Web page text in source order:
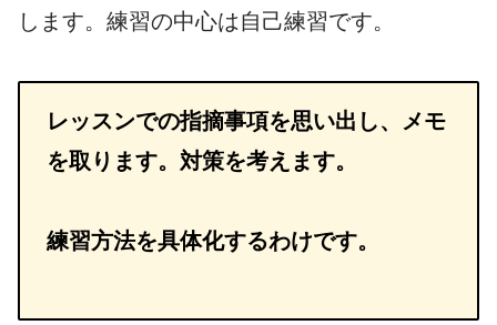
します。練習の中心は自己練習です。
レッスンでの指摘事項を思い出し、メモ
を取ります。対策を考えます。
練習方法を具体化するわけです。